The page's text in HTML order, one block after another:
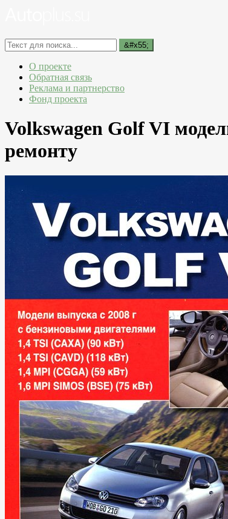
О проекте
Обратная связь
Реклама и партнерство
Фонд проекта
Volkswagen Golf VI
ремонту